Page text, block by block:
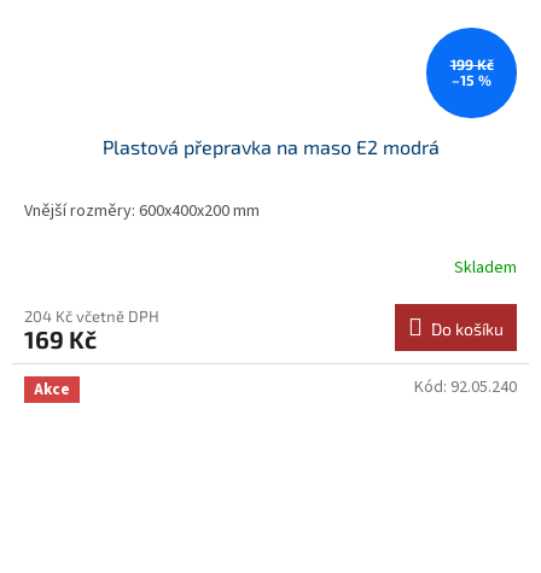
199 Kč
–15 %
Plastová přepravka na maso E2 modrá
Vnější rozměry: 600x400x200 mm
Skladem
204 Kč včetně DPH
169 Kč Do košíku
Akce Kód: 92.05.240